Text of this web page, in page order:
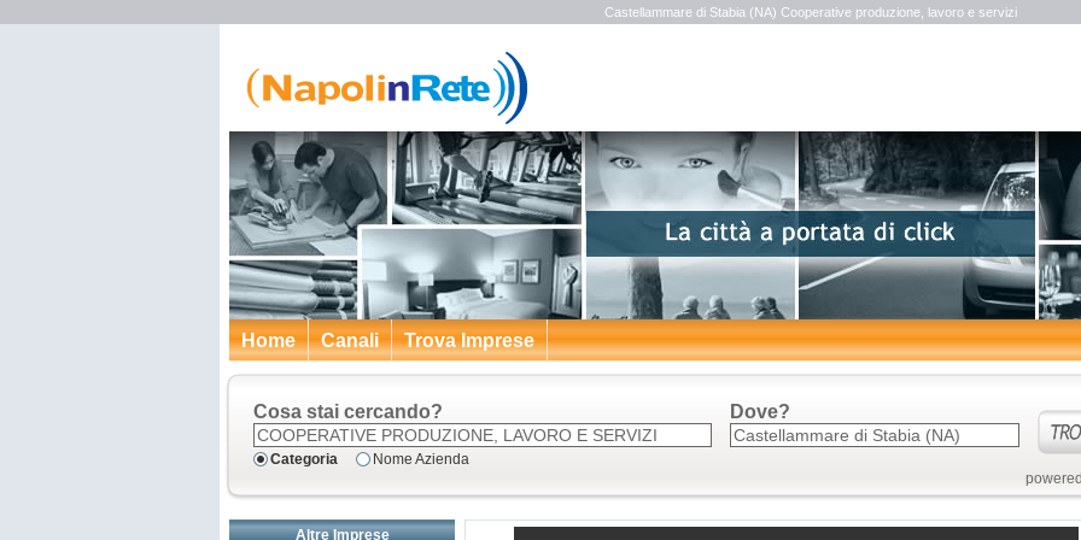
Castellammare di Stabia (NA) Cooperative produzione, lavoro e servizi
Home Canali Trova Imprese
Cosa stai cercando?
Categoria Nome Azienda
Dove?
Altre Imprese